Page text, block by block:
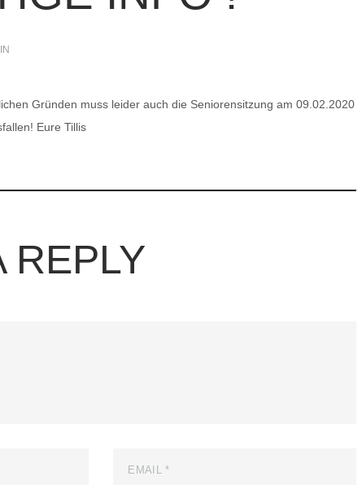
Gründen muss leider auch die Seniorensitzung am 09.02.2020
Eure Tillis
REPLY